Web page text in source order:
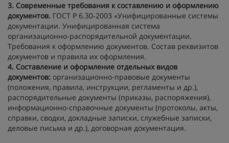
3. Современные требования к составлению и оформлению
документов. ГОСТ Р 6.30-2003 «Унифицированные системы
документации. Унифицированная система
организационно-распорядительной документации.
Требования к оформлению документов. Состав реквизитов
документов и правила их оформления.
4. Cоставление и оформление отдельных видов
документов: организационно-правовые документы
(положения, правила, инструкции, регламенты и др.),
распорядительные документы (приказы, распоряжения),
информационно-справочные документы (протоколы, акты,
справки, сводки, докладные записки, служебные записки,
деловые письма и др.), договорная документация.